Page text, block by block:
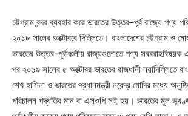
চট্টগ্রাম বন্দর ব্যবহার করে ভারতের উত্তর–পূর্ব রাজ্যে পণ্য
২০১৮ সালের অক্টোবরে দিল্লিতে। বাংলাদেশের চট্টগ্রাম ও
ভারতের উত্তর-পূর্বাঞ্চলীয় রাজ্যগুলোতে পণ্য
পর ২০১৯ সালের ৫ অক্টোবর ভারতের রাজধানী নয়াদিল্লিতে
শেখ হাসিনা ও ভারতের প্রধানমন্ত্রী নরেন্দ্র মোদির মধ্যে
পরিচালন পদ্ধতির মান বা এসওপি সই হয়। ভারতের মূল